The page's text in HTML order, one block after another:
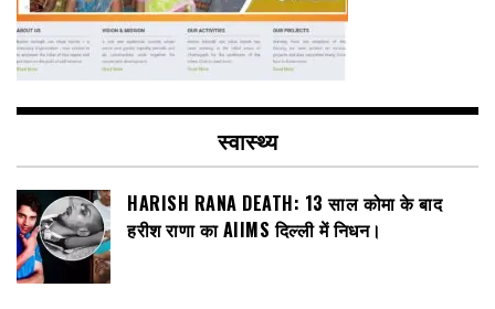
स्वास्थ्य
HARISH RANA DEATH: 13 साल कोमा के बाद
हरीश राणा का AIIMS दिल्ली में निधन।